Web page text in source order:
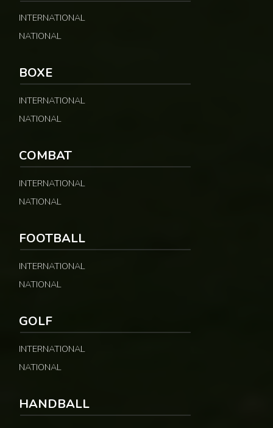
INTERNATIONAL
NATIONAL
BOXE
INTERNATIONAL
NATIONAL
COMBAT
INTERNATIONAL
NATIONAL
FOOTBALL
INTERNATIONAL
NATIONAL
GOLF
INTERNATIONAL
NATIONAL
HANDBALL